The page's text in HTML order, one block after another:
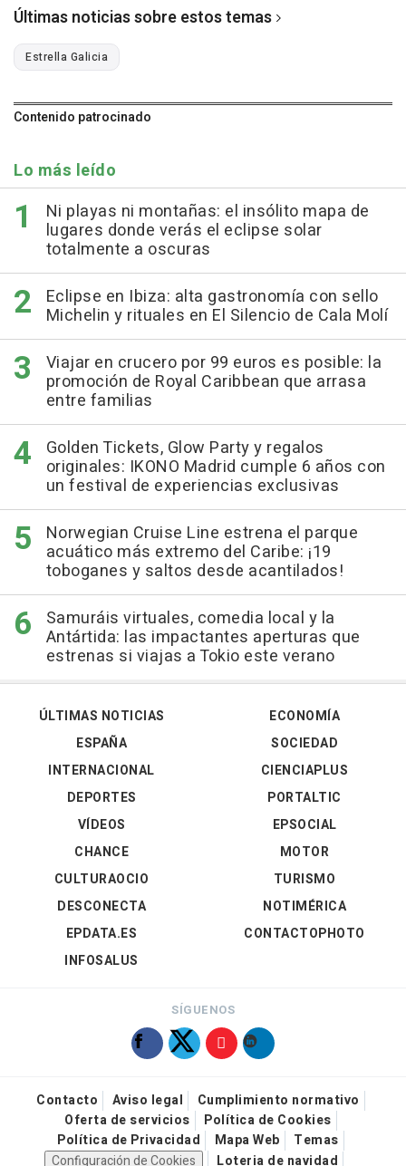
Últimas noticias sobre estos temas
Estrella Galicia
Contenido patrocinado
Lo más leído
Ni playas ni montañas: el insólito mapa de
lugares donde verás el eclipse solar
totalmente a oscuras
Eclipse en Ibiza: alta gastronomía con sello
Michelin y rituales en El Silencio de Cala Molí
Viajar en crucero por 99 euros es posible: la
promoción de Royal Caribbean que arrasa
entre familias
Golden Tickets, Glow Party y regalos
originales: IKONO Madrid cumple 6 años con
un festival de experiencias exclusivas
Norwegian Cruise Line estrena el parque
acuático más extremo del Caribe: ¡19
toboganes y saltos desde acantilados!
Samuráis virtuales, comedia local y la
Antártida: las impactantes aperturas que
estrenas si viajas a Tokio este verano
ÚLTIMAS NOTICIAS
ESPAÑA
INTERNACIONAL
DEPORTES
VÍDEOS
ECONOMÍA
SOCIEDAD
CIENCIAPLUS
PORTALTIC
EPSOCIAL
CHANCE
CULTURAOCIO
DESCONECTA
EPDATA.ES
INFOSALUS
MOTOR
TURISMO
NOTIMÉRICA
CONTACTOPHOTO
SÍGUENOS
Contacto Aviso legal
Cumplimiento normativo
Oferta de servicios
Política de Cookies
Política de Privacidad
Mapa Web
Temas
Configuración de Cookies
Loteria de navidad